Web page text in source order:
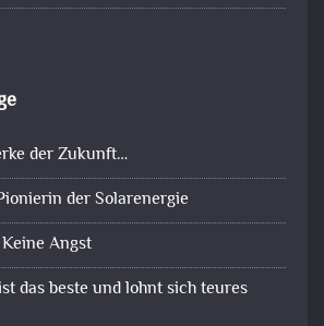
der Zukunft…
der Solarenergie
Angst
das beste und lohnt sich teures